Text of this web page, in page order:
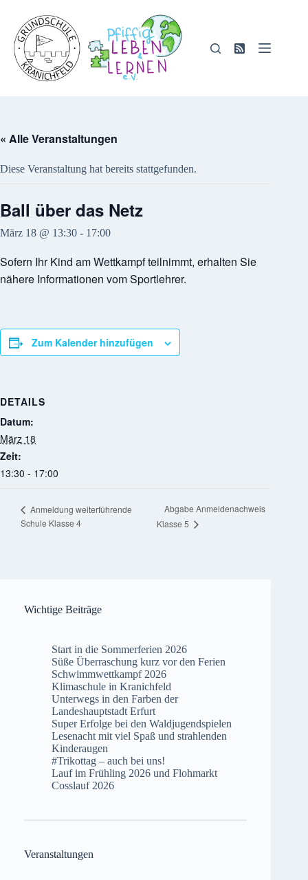
springen
« Alle Veranstaltungen
Diese Veranstaltung hat bereits stattgefunden.
Ball über das Netz
März 18 @ 13:30 - 17:00
Sofern Ihr Kind am Wettkampf teilnimmt, erhalten Sie
nähere Informationen vom Sportlehrer.
Zum Kalender hinzufügen
DETAILS
Datum:
März 18
Zeit:
13:30 - 17:00
Anmeldung weiterführende
Schule Klasse 4
Abgabe Anmeldenachweis
Klasse 5
Wichtige Beiträge
Start in die Sommerferien 2026
Süße Überraschung kurz vor den Ferien
Schwimmwettkampf 2026
Klimaschule in Kranichfeld
Unterwegs in den Farben der
Landeshauptstadt Erfurt
Super Erfolge bei den Waldjugendspielen
Lesenacht mit viel Spaß und strahlenden
Kinderaugen
#Trikottag – auch bei uns!
Lauf im Frühling 2026 und Flohmarkt
Cosslauf 2026
Veranstaltungen